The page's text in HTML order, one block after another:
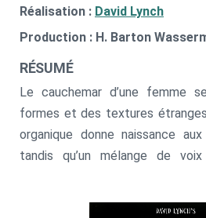
Réalisation : David Lynch
Production : H. Barton
RÉSUMÉ
Le cauchemar d’une femme
formes et des textures
organique donne naissance
tandis qu’un mélange de